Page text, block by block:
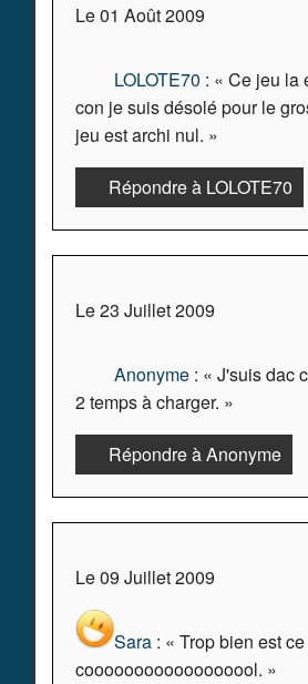
Le 01 Août 2009
LOLOTE70 : « Ce jeu la
con je suis désolé pour le
jeu est archi nul. »
Répondre à LOLOTE70
Le 23 Juillet 2009
Anonyme : « J'suis dac
2 temps à charger. »
Répondre à Anonyme
Le 09 Juillet 2009
Sara : « Trop bien est
coooooooooooooooool. »